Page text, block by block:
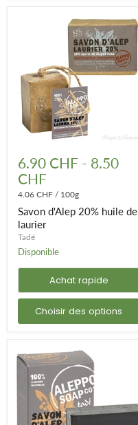
d'Alep
20%
huile
de
laurier
6.90 CHF - 8.50
CHF
4.06 CHF / 100g
Savon d'Alep 20% huile de
laurier
Tadé
Disponible
Achat rapide
Choisir des options